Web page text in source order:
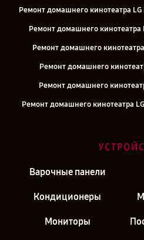
Ремонт домашнего кинотеатра
Ремонт домашнего кинотеатра
Ремонт домашнего
Ремонт домашнего
Ремонт домашнего
Ремонт домашнего кинотеатра
Варочные панели
Кондиционеры
Мониторы